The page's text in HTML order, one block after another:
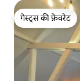
गेस्ट्स की फ़ेवरेट
गेस्ट्स की फ़ेवरेट